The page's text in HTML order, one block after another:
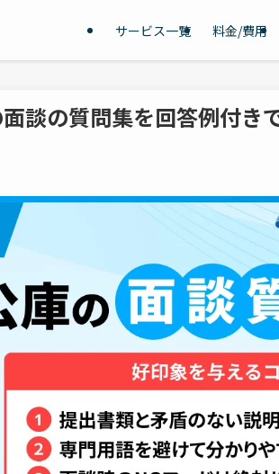
サービス一覧 料金/費用
談の質問集を回答例付き